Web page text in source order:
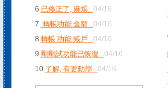
6.已修正了, 麻煩...04/16
7.轉帳功能 金額...04/16
8.轉帳 功能 帳戶...04/16
9.剛剛試功能已恢復...04/16
10.了解, 有更動部...04/16